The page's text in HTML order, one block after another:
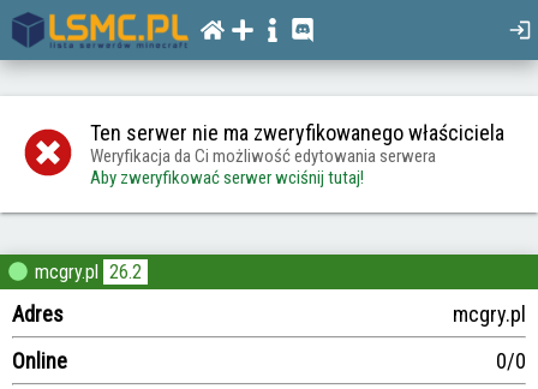
Ten serwer nie ma zweryfikowanego właściciela
Weryfikacja da Ci możliwość edytowania serwera
Aby zweryfikować serwer wciśnij tutaj!
mcgry.pl 26.2
Adres
mcgry.pl
Online
0/0